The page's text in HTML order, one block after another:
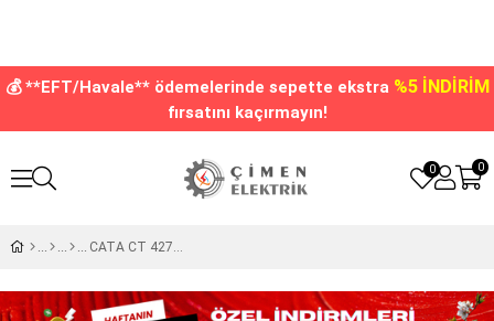
💰 **EFT/Havale** ödemelerinde sepette ekstra %5 İNDİRİM
fırsatını kaçırmayın!
0
0
CATA CT 4277 Led Ampul 9W 6400K Beyaz Işık E27 Duy